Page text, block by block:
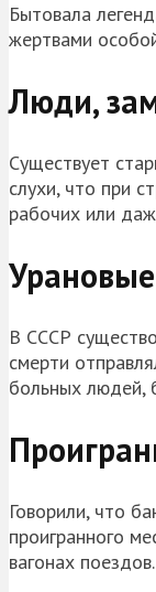
Бытовала
жертвами
Люди,
Существует
слухи, что при
рабочих или
В СССР
смерти
больных людей,
Говорили, что
проигранного
вагонах поездов.